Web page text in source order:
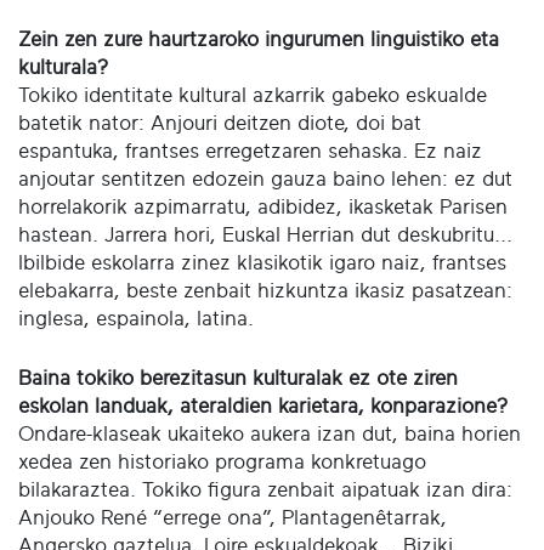
Zein zen zure haurtzaroko ingurumen linguistiko eta
kulturala?
Tokiko identitate kultural azkarrik gabeko eskualde
batetik nator: Anjouri deitzen diote, doi bat
espantuka, frantses erregetzaren sehaska. Ez naiz
anjoutar sentitzen edozein gauza baino lehen: ez dut
horrelakorik azpimarratu, adibidez, ikasketak Parisen
hastean. Jarrera hori, Euskal Herrian dut deskubritu...
Ibilbide eskolarra zinez klasikotik igaro naiz, frantses
elebakarra, beste zenbait hizkuntza ikasiz pasatzean:
inglesa, espainola, latina.
Baina tokiko berezitasun kulturalak ez ote ziren
eskolan landuak, ateraldien karietara, konparazione?
Ondare-klaseak ukaiteko aukera izan dut, baina horien
xedea zen historiako programa konkretuago
bilakaraztea. Tokiko figura zenbait aipatuak izan dira:
Anjouko René “errege ona”, Plantagenêtarrak,
Angersko gaztelua, Loire eskualdekoak... Biziki